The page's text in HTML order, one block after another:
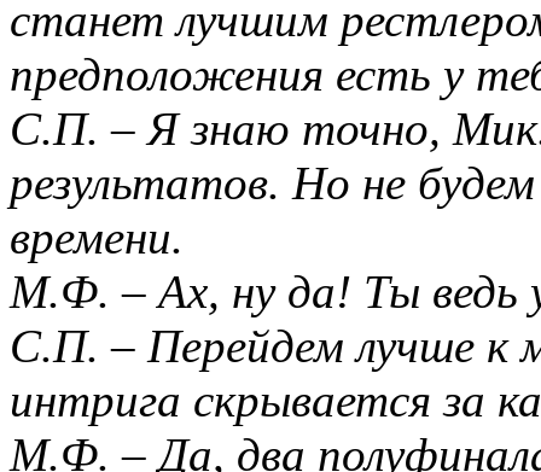
станет лучшим
предположения есть у
С.П. – Я знаю точно,
результатов. Но не
времени.
М.Ф. – Ах, ну да! Ты ведь
С.П. – Перейдем лучше к
интрига скрывается за
М.Ф. – Да, два